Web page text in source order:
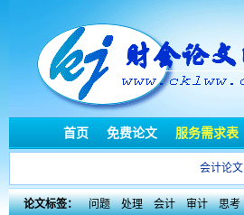
首页 免费论文 服务需求表
会计论文
论文标签： 问题 处理 会计 审计 思考